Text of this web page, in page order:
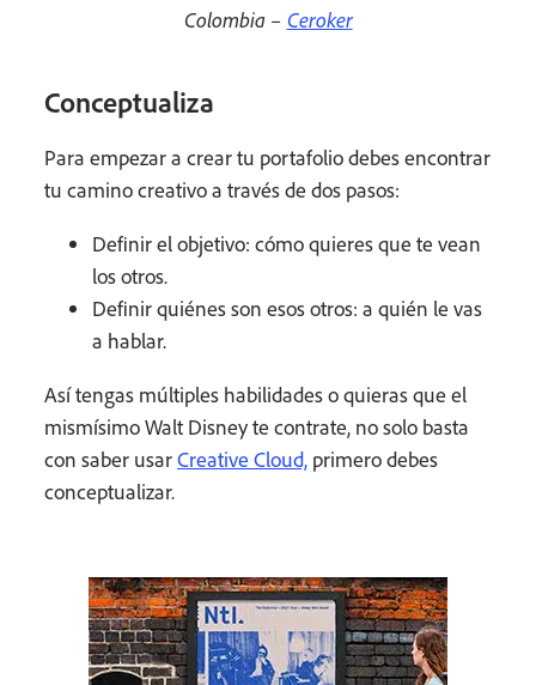
Colombia – Ceroker
Conceptualiza
Para empezar a crear tu portafolio debes encontrar
tu camino creativo a través de dos pasos:
Definir el objetivo: cómo quieres que te vean
los otros.
Definir quiénes son esos otros: a quién le vas
a hablar.
Así tengas múltiples habilidades o quieras que el
mismísimo Walt Disney te contrate, no solo basta
con saber usarCreative Cloud, primero debes
conceptualizar.